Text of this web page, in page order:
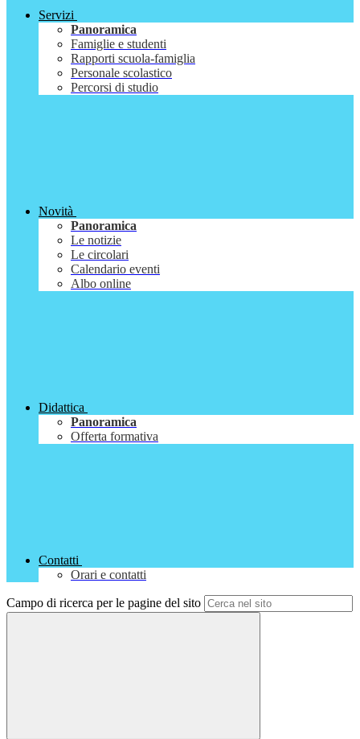
Servizi
Panoramica
Famiglie e studenti
Rapporti scuola-famiglia
Personale scolastico
Percorsi di studio
Novità
Panoramica
Le notizie
Le circolari
Calendario eventi
Albo online
Didattica
Panoramica
Offerta formativa
Contatti
Orari e contatti
Campo di ricerca per le pagine del sito